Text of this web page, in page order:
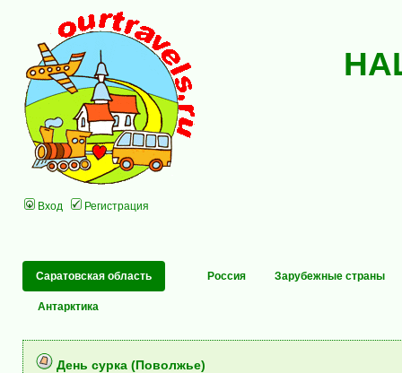
Вход Регистрация
Саратовская область Россия Зарубежные страны
Антарктика
День сурка (Поволжье)